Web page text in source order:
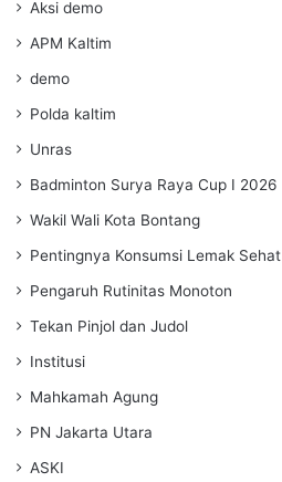
Aksi demo
APM Kaltim
demo
Polda kaltim
Unras
Badminton Surya Raya Cup I 2026
Wakil Wali Kota Bontang
Pentingnya Konsumsi Lemak Sehat
Pengaruh Rutinitas Monoton
Tekan Pinjol dan Judol
Institusi
Mahkamah Agung
PN Jakarta Utara
ASKI